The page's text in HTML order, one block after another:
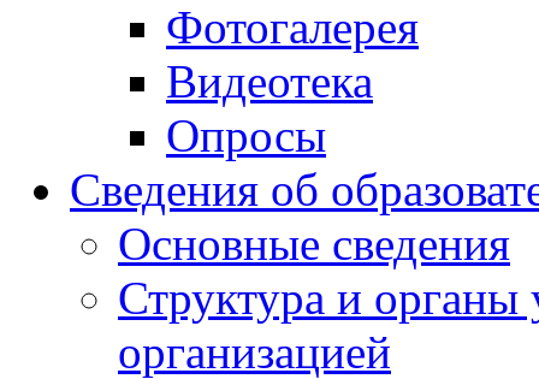
Фотогалерея
Видеотека
Опросы
Сведения об
Основные сведения
Структура и органы
организацией